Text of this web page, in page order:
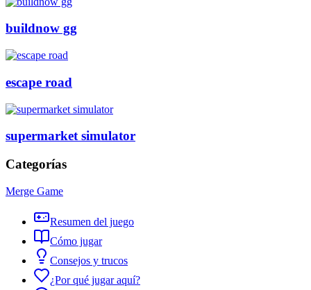
buildnow gg
escape road
supermarket simulator
Categorías
Merge Game
Resumen del juego
Cómo jugar
Consejos y trucos
¿Por qué jugar aquí?